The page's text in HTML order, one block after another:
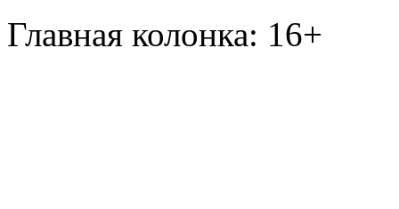
Главная колонка: 16+